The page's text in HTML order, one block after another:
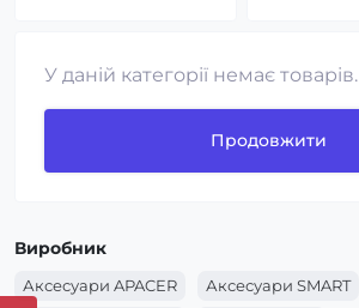
У даній категорії немає товарів.
Продовжити
Виробник
Аксесуари APACER Аксесуари SMART